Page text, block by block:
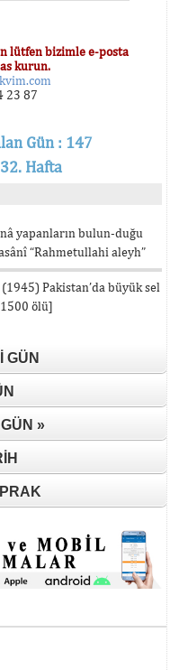
lütfen bizimle e-posta
kurun.
23 87
Gün : 147
Hafta
yapanların bulun-duğu
“Rahmetullahi aleyh”
Pakistan’da büyük sel
ölü]
GÜN
»